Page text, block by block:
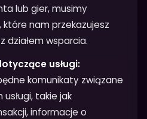
lub gier, musimy
nam przekazujesz
działem wsparcia.
usługi:
komunikaty związane
takie jak
informacje o